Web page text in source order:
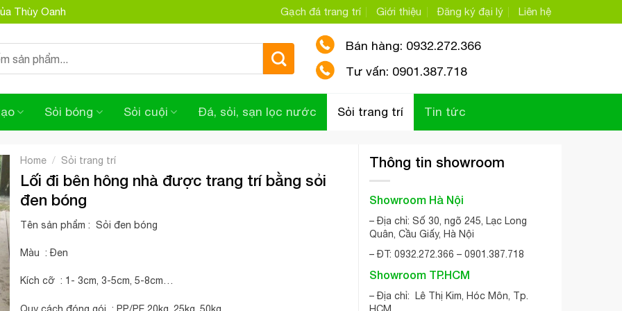
Thùy Oanh Gạch đá trang trí Giới thiệu Đăng ký đại lý Liên hệ
Bán hàng: 0932.272.366
Tư vấn: 0901.387.718
Sỏi bóng Sỏi cuội Đá, sỏi, sạn lọc nước Sỏi trang trí Tin tức
Home / Sỏi trang trí
Lối đi bên hông nhà được trang trí bằng sỏi
đen bóng
Tên sản phẩm : Sỏi đen bóng
Màu : Đen
Kích cỡ : 1- 3cm, 3-5cm, 5-8cm…
Quy cách đóng gói : PP/PE 20kg, 25kg, 50kg…
Thông tin showroom
Showroom Hà Nội
– Địa chỉ: Số 30, ngõ 245, Lạc Long
Quân, Cầu Giấy, Hà Nội
– ĐT: 0932.272.366 – 0901.387.718
Showroom TP.HCM
– Địa chỉ: Lê Thị Kim, Hóc Môn, Tp.
HCM